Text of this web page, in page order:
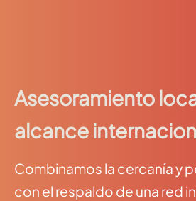
Asesoramiento
alcance
Combinamos la cercanía y
con el respaldo de una red